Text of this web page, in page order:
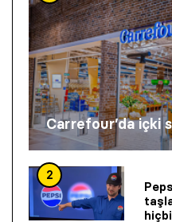
Carrefour’da içki
2